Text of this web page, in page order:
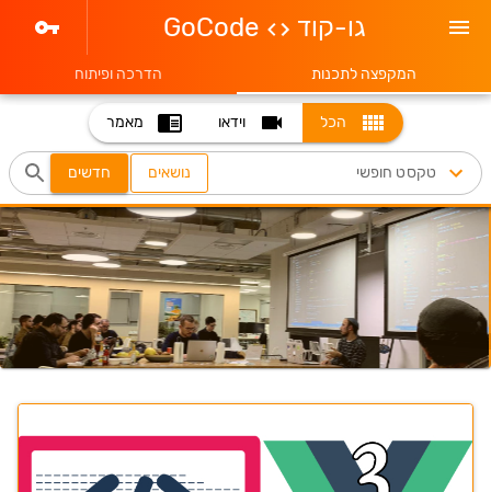
גו-קוד GoCode
המקפצה לתכנות הדרכה ופיתוח
הכל וידאו מאמר
נושאים חדשים